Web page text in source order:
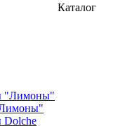
Каталог